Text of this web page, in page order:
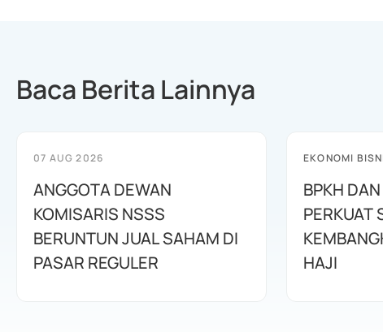
Baca Berita Lainnya
07 AUG 2026
ANGGOTA DEWAN
KOMISARIS NSSS
BERUNTUN JUAL SAHAM DI
PASAR REGULER
EKONOMI
BPKH
PERKUAT
HAJI